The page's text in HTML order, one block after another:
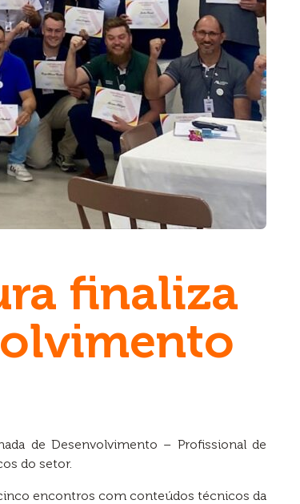
finaliza
de Desenvolvimento – Profissional de
do setor.
encontros com conteúdos técnicos da